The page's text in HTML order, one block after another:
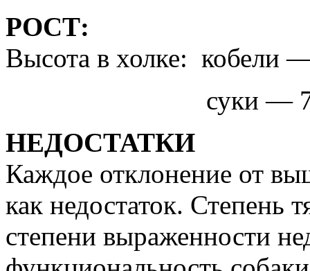
РОСТ:
Высота в холке: кобели
суки — 72 —
НЕДОСТАТКИ
Каждое отклонение от
как недостаток. Степень
степени выраженности